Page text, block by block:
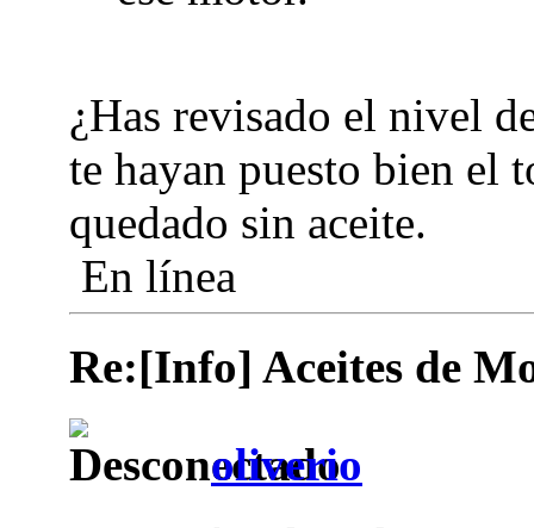
¿Has revisado el nivel
te hayan puesto bien el
quedado sin aceite.
En línea
Re:[Info] Aceites de
oliverio